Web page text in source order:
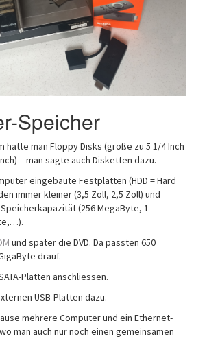
Speicher
hatte man Floppy Disks (große zu 5 1/4 Inch
– man sagte auch Disketten dazu.
eingebaute Festplatten (HDD = Hard
immer kleiner (3,5 Zoll, 2,5 Zoll) und
(256 MegaByte, 1
und später die DVD. Da passten 650
drauf.
Platten anschliessen.
USB-Platten dazu.
mehrere Computer und ein Ethernet-
man auch nur noch einen gemeinsamen